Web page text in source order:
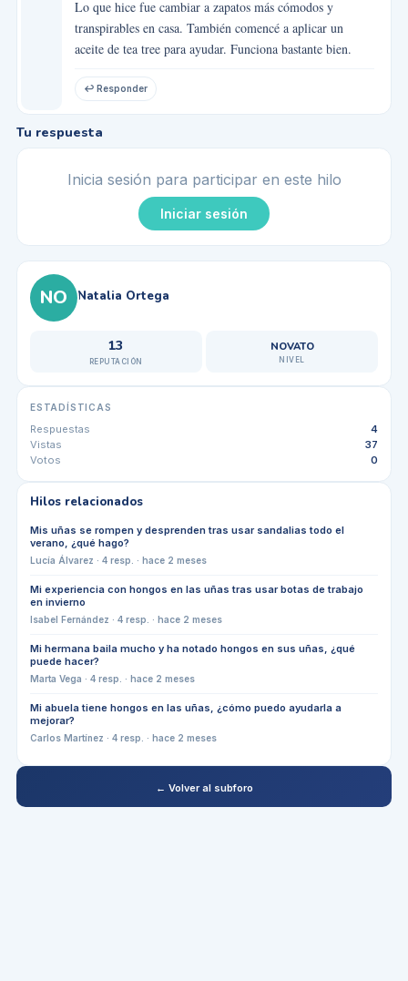
Lo que hice fue cambiar a zapatos más cómodos y
transpirables en casa. También comencé a aplicar un
aceite de tea tree para ayudar. Funciona bastante bien.
↩ Responder
Tu respuesta
Inicia sesión para participar en este hilo
Iniciar sesión
NO Natalia Ortega
13
REPUTACIÓN
NOVATO
NIVEL
ESTADÍSTICAS
Respuestas
4
Vistas
37
Votos
0
Hilos relacionados
Mis uñas se rompen y desprenden tras usar sandalias todo el
verano, ¿qué hago?
Lucía Álvarez · 4resp. · hace 2 meses
Mi experiencia con hongos en las uñas tras usar botas de trabajo
en invierno
Isabel Fernández · 4resp. · hace 2 meses
Mi hermana baila mucho y ha notado hongos en sus uñas, ¿qué
puede hacer?
Marta Vega · 4resp. · hace 2 meses
Mi abuela tiene hongos en las uñas, ¿cómo puedo ayudarla a
mejorar?
Carlos Martínez · 4resp. · hace 2 meses
← Volver al subforo